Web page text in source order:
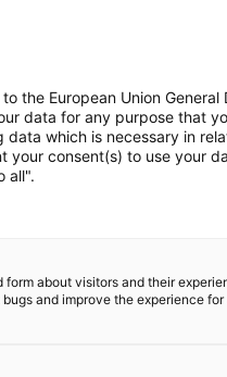
této kategorii k dispozici
igus® Vám okamžitě
the European Union General
data for any purpose that
which is necessary in
your consent(s) to use your
all".
about visitors and their
and improve the experience for